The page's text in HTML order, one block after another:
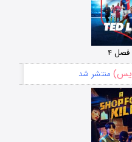
۴
منتشر شد